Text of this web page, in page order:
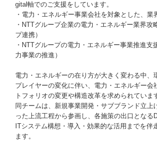
gital軸でのご支援をしています。
・電力・エネルギー事業会社を対象とした、業
・NTTグループ企業の電力・エネルギー業界攻
プ連携）
・NTTグループの電力・エネルギー事業推進支
力事業の推進）
電力・エネルギーの在り方が大きく変わる中、
プレイヤーの変化に伴い、電力・エネルギー会
トフォリオの変更や構造改革を求められていま
同チームは、新規事業開発・サブブランド立上
った上流工程から参画し、各施策の出口となる
ITシステム構想・導入・効果的な活用までを伴
ます。